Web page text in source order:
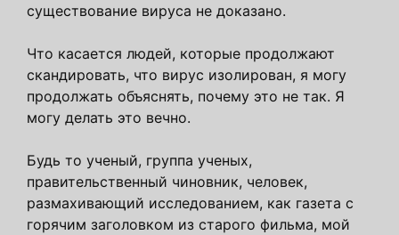
существование вируса не доказано.
Что касается людей, которые продолжают
скандировать, что вирус изолирован, я могу
продолжать объяснять, почему это не так. Я
могу делать это вечно.
Будь то ученый, группа ученых,
правительственный чиновник, человек,
размахивающий исследованием, как газета с
горячим заголовком из старого фильма, мой